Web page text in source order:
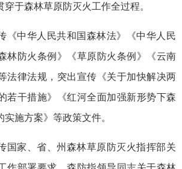
于森林草原防灭火工作全过程。
《中华人民共和国森林法》《中华人民
林防火条例》《草原防火条例》《云南
法律法规，突出宣传《关于加快解决两
若干措施》《红河全面加强新形势下森
施方案》等政策文件。
国家、省、州森林草原防灭火指挥部关